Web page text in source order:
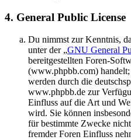
4. General Public License
Du nimmst zur Kenntnis,
unter der „GNU General
bereitgestellten Foren-
(www.phpbb.com)
werden durch die
www.phpbb.de zur
Einfluss auf die Art und
wird. Sie können
für bestimmte Zwecke
fremder Foren Einfluss